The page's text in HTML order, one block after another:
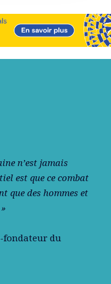
n’est jamais
est que ce combat
que des hommes et
fondateur du